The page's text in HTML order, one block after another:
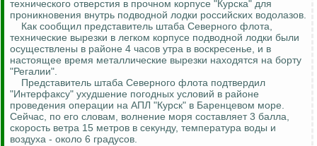
технического отверстия в прочном корпусе "Курска" для
проникновения внутрь подводной лодки российских водолазов.
Как сообщил представитель штаба Северного флота,
технические вырезки в легком корпусе подводной лодки были
осуществлены в районе 4 часов утра в воскресенье, и в
настоящее время металлические вырезки находятся на борту
"Регалии".
Представитель штаба Северного флота подтвердил
"Интерфаксу" ухудшение погодных условий в районе
проведения операции на АПЛ "Курск" в Баренцевом море.
Сейчас, по его словам, волнение моря составляет 3 балла,
скорость ветра 15 метров в секунду, температура воды и
воздуха - около 6 градусов.